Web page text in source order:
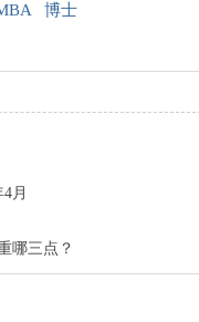
博士
月
哪三点？